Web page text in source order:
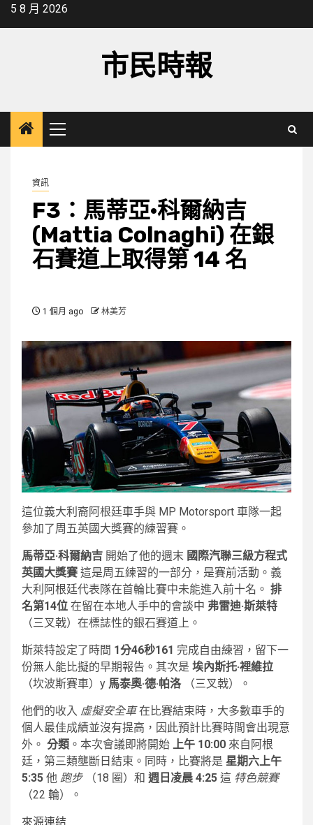
Skip5 8 月 2026
市民時報
Primary
Menu
資訊
F3：馬蒂亞·科爾納吉
(Mattia Colnaghi) 在銀
石賽道上取得第 14 名
1 個月 ago 林美芳
這位義大利裔阿根廷車手與 MP Motorsport 車隊一起
參加了周五英國大獎賽的練習賽。
馬蒂亞·科爾納吉 開始了他的週末 國際汽聯三級方程式
英國大獎賽 這是周五練習的一部分，是賽前活動。義
大利阿根廷代表隊在首輪比賽中未能進入前十名。 排
名第14位 在留在本地人手中的會談中 弗雷迪·斯萊特
（三叉戟）在標誌性的銀石賽道上。
斯萊特設定了時間 1分46秒161 完成自由練習，留下一
份無人能比擬的早期報告。其次是 埃內斯托·裡維拉
（坎波斯賽車）y 馬泰奧·德·帕洛（三叉戟）。
他們的收入 虛擬安全車在比賽結束時，大多數車手的
個人最佳成績並沒有提高，因此預計比賽時間會出現意
外。 分類 。本次會議即將開始 上午 10:00 來自阿根
廷，第三類壟斷日結束。同時，比賽將是 星期六上午
5:35 他 跑步（18 圈）和 週日凌晨 4:25 這 特色競賽
（22 輪）。
來源連結